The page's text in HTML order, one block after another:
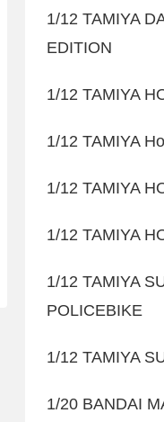
1/12 TAMIYA
EDITION
1/12 TAMIYA
1/12 TAMIYA
1/12 TAMIYA
1/12 TAMIYA
1/12 TAMIYA
POLICEBIKE
1/12 TAMIYA
1/20 BANDAI